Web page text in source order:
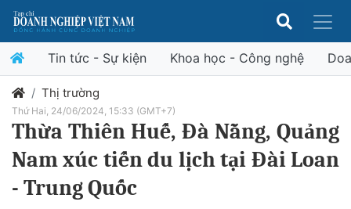
Tin tức - Sự kiện Khoa học - Công nghệ
Thị trường
Thứ Hai, 24/06/2024, 15:33 (GMT+7)
Thừa Thiên Huế, Đà Nẵng, Quảng
Nam xúc tiến du lịch tại Đài Loan
- Trung Quốc